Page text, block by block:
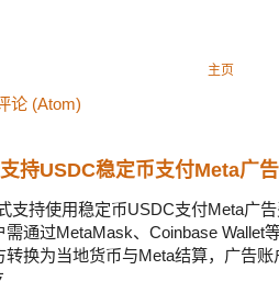
主页
论 (Atom)
持USDC稳定币支付Meta广
支持使用稳定币USDC支付Meta广
需通过MetaMask、Coinbase Wallet
转换为当地货币与Meta结算，广告